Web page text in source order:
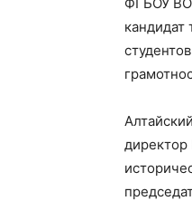
кандидат
директор